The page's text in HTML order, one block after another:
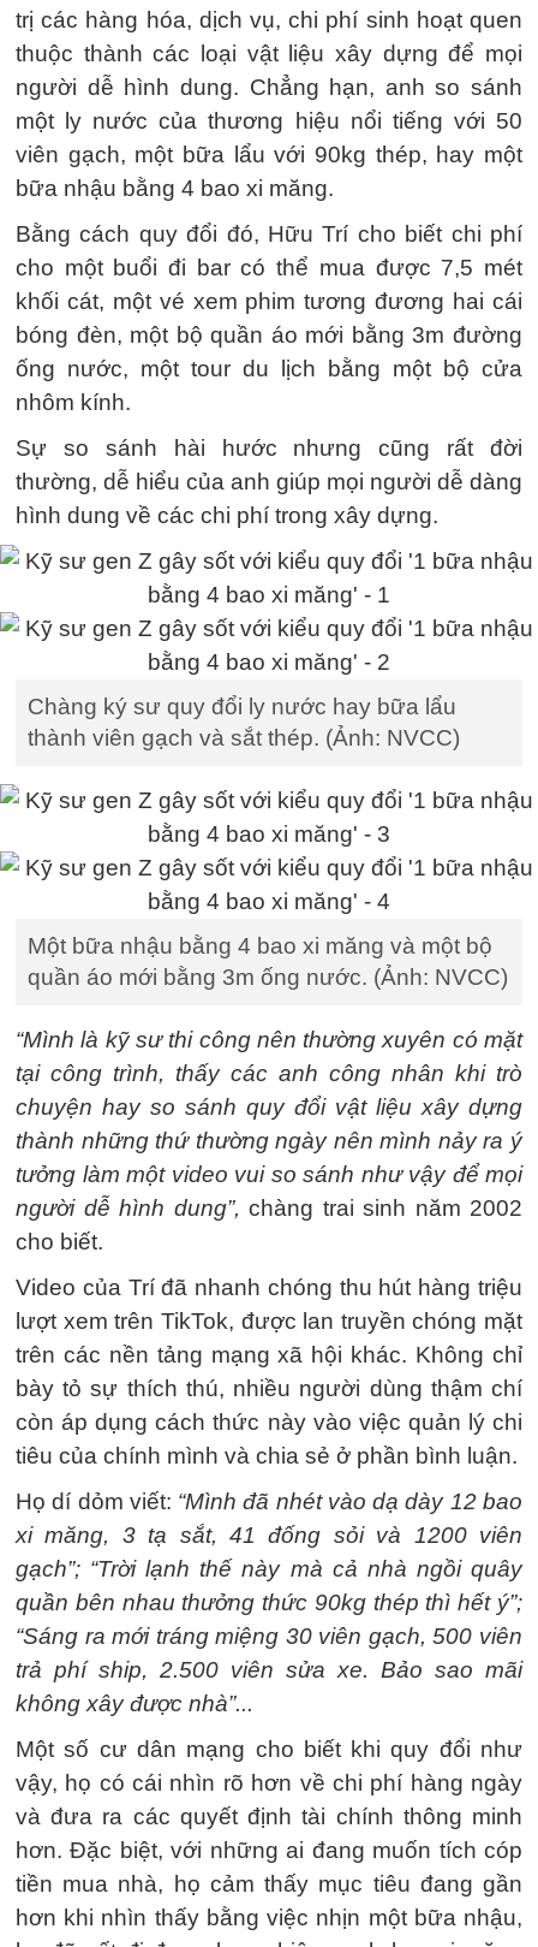
trị các hàng hóa, dịch vụ, chi phí sinh hoạt quen
thuộc thành các loại vật liệu xây dựng để mọi
người dễ hình dung. Chẳng hạn, anh so sánh
một ly nước của thương hiệu nổi tiếng với 50
viên gạch, một bữa lẩu với 90kg thép, hay một
bữa nhậu bằng 4 bao xi măng.
Bằng cách quy đổi đó, Hữu Trí cho biết chi phí
cho một buổi đi bar có thể mua được 7,5 mét
khối cát, một vé xem phim tương đương hai cái
bóng đèn, một bộ quần áo mới bằng 3m đường
ống nước, một tour du lịch bằng một bộ cửa
nhôm kính.
Sự so sánh hài hước nhưng cũng rất đời
thường, dễ hiểu của anh giúp mọi người dễ dàng
hình dung về các chi phí trong xây dựng.
Chàng ký sư quy đổi ly nước hay bữa lẩu
thành viên gạch và sắt thép. (Ảnh: NVCC)
Một bữa nhậu bằng 4 bao xi măng và một bộ
quần áo mới bằng 3m ống nước. (Ảnh: NVCC)
“Mình là kỹ sư thi công nên thường xuyên có mặt
tại công trình, thấy các anh công nhân khi trò
chuyện hay so sánh quy đổi vật liệu xây dựng
thành những thứ thường ngày nên mình nảy ra ý
tưởng làm một video vui so sánh như vậy để mọi
người dễ hình dung”, chàng trai sinh năm 2002
cho biết.
Video của Trí đã nhanh chóng thu hút hàng triệu
lượt xem trên TikTok, được lan truyền chóng mặt
trên các nền tảng mạng xã hội khác. Không chỉ
bày tỏ sự thích thú, nhiều người dùng thậm chí
còn áp dụng cách thức này vào việc quản lý chi
tiêu của chính mình và chia sẻ ở phần bình luận.
Họ dí dỏm viết: “Mình đã nhét vào dạ dày 12 bao
xi măng, 3 tạ sắt, 41 đống sỏi và 1200 viên
gạch”; “Trời lạnh thế này mà cả nhà ngồi quây
quần bên nhau thưởng thức 90kg thép thì hết ý”;
“Sáng ra mới tráng miệng 30 viên gạch, 500 viên
trả phí ship, 2.500 viên sửa xe. Bảo sao mãi
không xây được nhà”...
Một số cư dân mạng cho biết khi quy đổi như
vậy, họ có cái nhìn rõ hơn về chi phí hàng ngày
và đưa ra các quyết định tài chính thông minh
hơn. Đặc biệt, với những ai đang muốn tích cóp
tiền mua nhà, họ cảm thấy mục tiêu đang gần
hơn khi nhìn thấy bằng việc nhịn một bữa nhậu,